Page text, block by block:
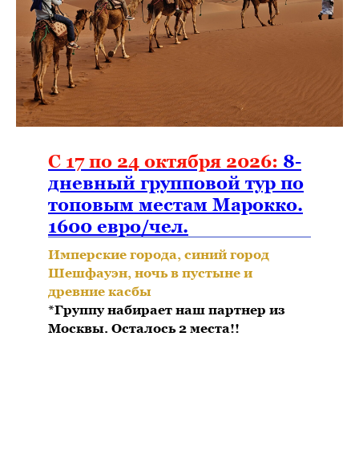
С 17 по 24 октября 2026: 8-
дневный групповой тур по
топовым местам Марокко.
1600 евро/чел.
Имперские города, синий город
Шешфауэн, ночь в пустыне и
древние касбы
*Группу набирает наш партнер из
Москвы. Осталось 2 места!!